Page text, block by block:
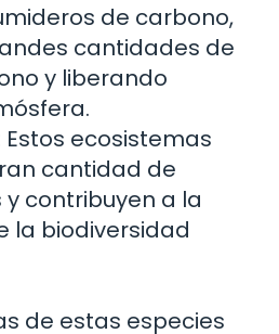
de carbono,
cantidades de
y liberando
ecosistemas
cantidad de
contribuyen a la
la biodiversidad
de estas especies